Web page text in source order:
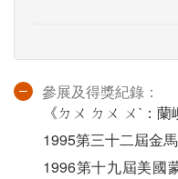
參展及得獎紀錄：
《ㄉㄨ ㄉㄨ ㄨˋ：
1995第三十二屆金
1996第十九屆美國